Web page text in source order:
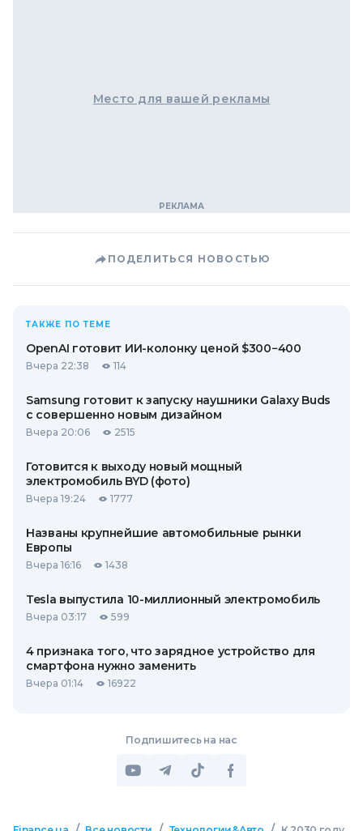
Место для вашей рекламы
ПОДЕЛИТЬСЯ НОВОСТЬЮ
ТАКЖЕ ПО ТЕМЕ
OpenAI готовит ИИ-колонку ценой $300−400
Вчера 22:38 114
Samsung готовит к запуску наушники Galaxy Buds
с совершенно новым дизайном
Вчера 20:06 2515
Готовится к выходу новый мощный
электромобиль BYD (фото)
Вчера 19:24 1777
Названы крупнейшие автомобильные рынки
Европы
Вчера 16:16 1438
Tesla выпустила 10-миллионный электромобиль
Вчера 03:17 599
4 признака того, что зарядное устройство для
смартфона нужно заменить
Вчера 01:14 16922
Подпишитесь на нас